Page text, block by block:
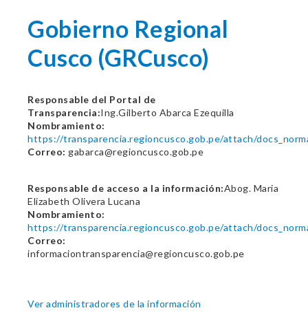
Gobierno Regional
Cusco (GRCusco)
Responsable del Portal de
Transparencia:Ing.Gilberto Abarca Ezequilla
Nombramiento:
https://transparencia.regioncusco.gob.pe/attach/
Correo: gabarca@regioncusco.gob.pe
Responsable de acceso a la información:Abog. Maria
Elizabeth Olivera Lucana
Nombramiento:
https://transparencia.regioncusco.gob.pe/attach/
Correo:
informaciontransparencia@regioncusco.gob.pe
Ver administradores de la información